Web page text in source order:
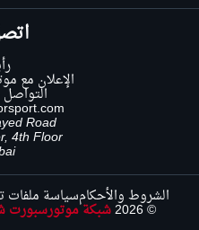
الإعلان مع
Road,
4th Floor
© 2026 شبكة
الشروط والأحكامسياسة ملفات